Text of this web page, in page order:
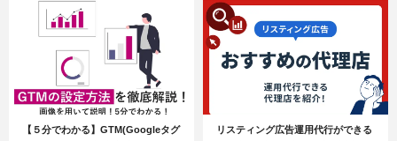
【５分でわかる】GTM(Googleタグ
リスティング広告運用代行ができる